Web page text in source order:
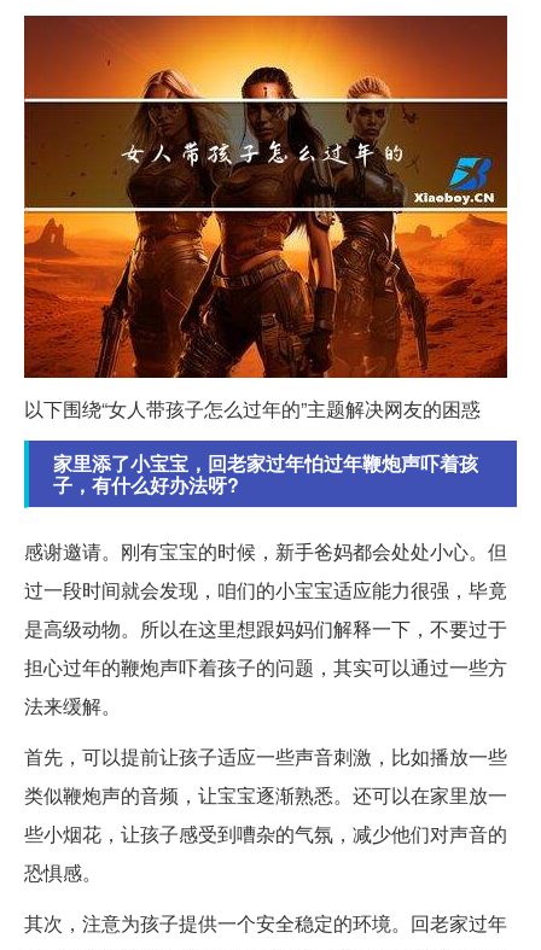
以下围绕“女人带孩子怎么过年的”主题解决网友的困惑
家里添了小宝宝，回老家过年怕过年鞭炮声吓着孩
子，有什么好办法呀?
感谢邀请。刚有宝宝的时候，新手爸妈都会处处小心。但
过一段时间就会发现，咱们的小宝宝适应能力很强，毕竟
是高级动物。所以在这里想跟妈妈们解释一下，不要过于
担心过年的鞭炮声吓着孩子的问题，其实可以通过一些方
法来缓解。
首先，可以提前让孩子适应一些声音刺激，比如播放一些
类似鞭炮声的音频，让宝宝逐渐熟悉。还可以在家里放一
些小烟花，让孩子感受到嘈杂的气氛，减少他们对声音的
恐惧感。
其次，注意为孩子提供一个安全稳定的环境。回老家过年